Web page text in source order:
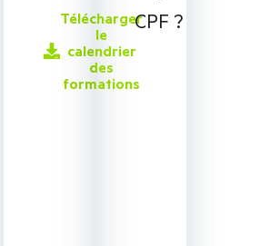
Télécharger
le
calendrier
des
formations
CPF ?